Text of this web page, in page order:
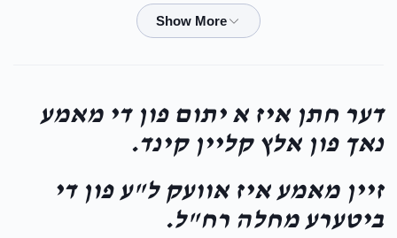
Burch Greenwold
Moshe Yakov WerzbergerBurch Greenwold
Burch Greenwold
דער חתן איז א יתום פון די מאמע
נאך פון אלץ קליין קינד.
זיין מאמע איז אוועק ל"ע פון די
ביטערע מחלה רח"ל.